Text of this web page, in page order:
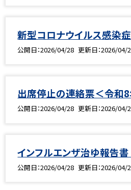
新型コロナウイルス感染
公開日 2026/04/28 更新日 2026/04/
出席停止の連絡票＜令和
公開日 2026/04/28 更新日 2026/04/
インフルエンザ治ゆ報告書
公開日 2026/04/28 更新日 2026/04/